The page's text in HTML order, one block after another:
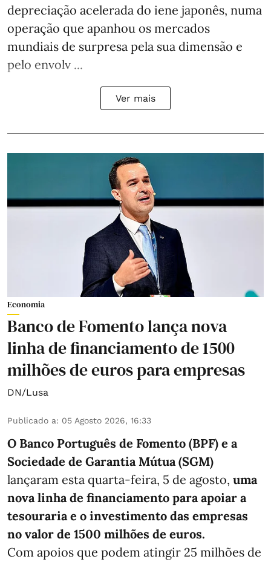
depreciação acelerada do iene japonês, numa
operação que apanhou os mercados
mundiais de surpresa pela sua dimensão e
pelo envolv ...
Ver mais
Economia
Banco de Fomento lança nova
linha de financiamento de 1500
milhões de euros para empresas
DN/Lusa
Publicado a: 05 Agosto 2026, 16:33
O Banco Português de Fomento (BPF) e a
Sociedade de Garantia Mútua (SGM)
lançaram esta quarta-feira, 5 de agosto, uma
nova linha de financiamento para apoiar a
tesouraria e o investimento das empresas
no valor de 1500 milhões de euros.
Com apoios que podem atingir 25 milhões de